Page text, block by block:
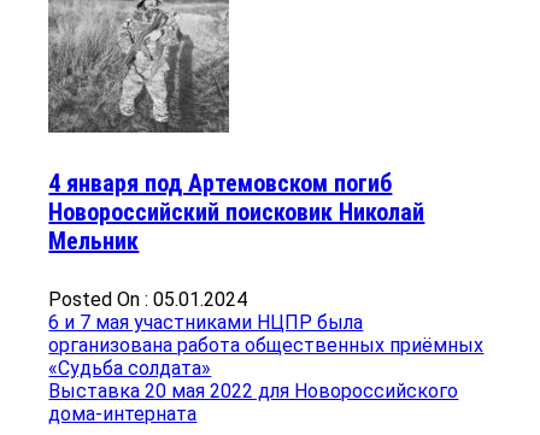
4 января под Артемовском погиб
Новороссийский поисковик Николай
Мельник
Posted On : 05.01.2024
Навигация
по
записям
Предыдущая
запись:
6 и 7 мая участниками НЦПР была
организована работа общественных приёмных
«Судьба​ солдата»
Следующая
запись:
Выставка 20 мая 2022 для Новороссийского
дома-интерната